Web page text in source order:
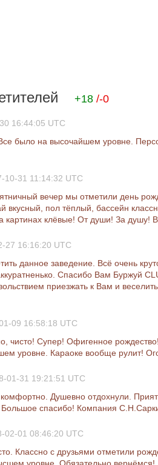
+18 /-0
16:44:05 UTC
было на высочайшем уровне.
10-31 11:14:32 UTC
вечер мы отметили день
вкусный, пол тёплый, бассейн
картинах клёвые! От души! За душу!
27 16:16:20 UTC
данное заведение. Всё очень
Спасибо Вам Буржуй
приезжать к Вам и
09 16:58:18 UTC
чисто! Супер! Офигенное
уровне. Караоке вообще рулит!
01-31 19:21:51 UTC
Душевно отдохнули.
Большое спасибо! Компания
02-01 08:46:20 UTC
Классно с друзьями отметили
уровне. Обязательно вернёмся!